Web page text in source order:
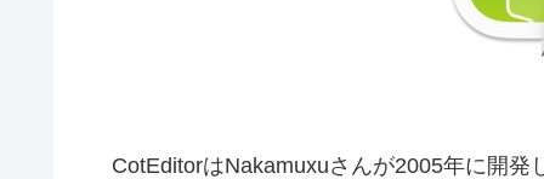
CotEditorはNakamuxuさんが2005年に開発